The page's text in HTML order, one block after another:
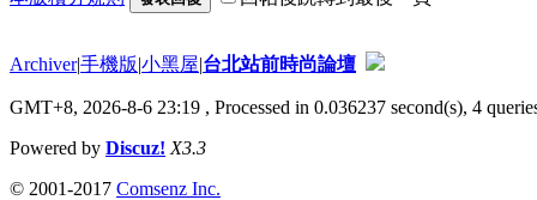
Archiver|手機版|小黑屋|台北站前時尚論壇
GMT+8, 2026-8-6 23:19 , Processed in 0.036237 second(s), 4
Powered by Discuz! X3.3
© 2001-2017 Comsenz Inc.